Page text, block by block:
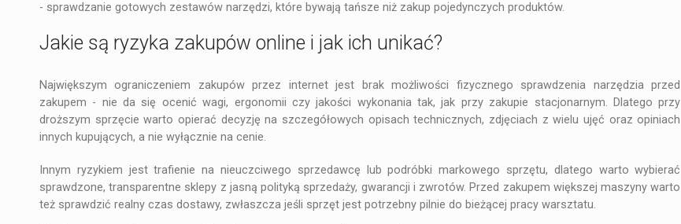
- sprawdzanie gotowych zestawów narzędzi, które bywają tańsze niż zakup pojedynczych produktów.
Jakie są ryzyka zakupów online i jak ich unikać?
Największym ograniczeniem zakupów przez internet jest brak możliwości fizycznego sprawdzenia narzędzia przed
zakupem - nie da się ocenić wagi, ergonomii czy jakości wykonania tak, jak przy zakupie stacjonarnym. Dlatego przy
droższym sprzęcie warto opierać decyzję na szczegółowych opisach technicznych, zdjęciach z wielu ujęć oraz opiniach
innych kupujących, a nie wyłącznie na cenie.
Innym ryzykiem jest trafienie na nieuczciwego sprzedawcę lub podróbki markowego sprzętu, dlatego warto wybierać
sprawdzone, transparentne sklepy z jasną polityką sprzedaży, gwarancji i zwrotów. Przed zakupem większej maszyny warto
też sprawdzić realny czas dostawy, zwłaszcza jeśli sprzęt jest potrzebny pilnie do bieżącej pracy warsztatu.